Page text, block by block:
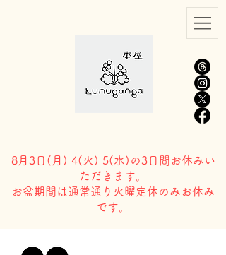
8月3日( 月) 4(火) 5(水)の3日間お休みい
ただきます。
​お盆期間は通常通り火曜定休のみお休み
です。